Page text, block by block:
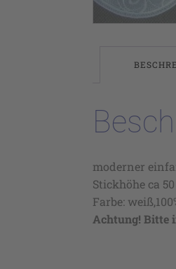
moderner
Stickhöhe ca
Farbe:
Achtung! Bitte